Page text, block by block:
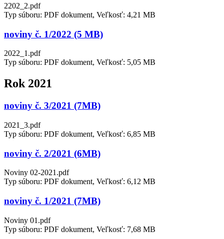
2202_2.pdf
Typ súboru: PDF dokument, Veľkosť: 4,21 MB
noviny č. 1/2022 (5 MB)
2022_1.pdf
Typ súboru: PDF dokument, Veľkosť: 5,05 MB
Rok 2021
noviny č. 3/2021 (7MB)
2021_3.pdf
Typ súboru: PDF dokument, Veľkosť: 6,85 MB
noviny č. 2/2021 (6MB)
Noviny 02-2021.pdf
Typ súboru: PDF dokument, Veľkosť: 6,12 MB
noviny č. 1/2021 (7MB)
Noviny 01.pdf
Typ súboru: PDF dokument, Veľkosť: 7,68 MB